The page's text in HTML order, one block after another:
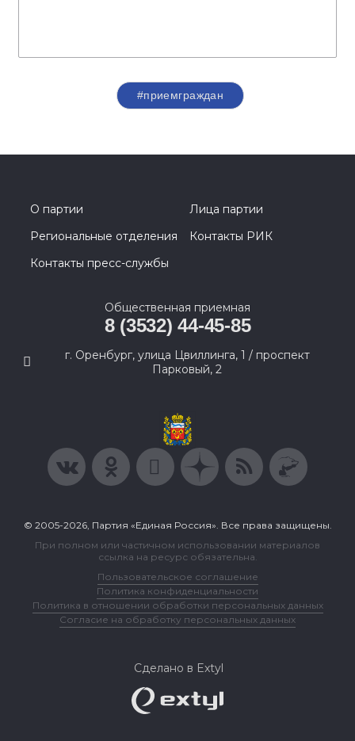
#приемграждан
О партии
Лица партии
Региональные отделения
Контакты РИК
Контакты пресс-службы
Общественная приемная
8 (3532) 44-45-85
г. Оренбург, улица Цвиллинга, 1 / проспект
Парковый, 2
© 2005-2026, Партия «Единая Россия». Все права защищены.
При полном или частичном использовании материалов
ссылка на ресурс обязательна.
Пользовательское соглашение
Политика конфиденциальности
Политика в отношении обработки персональных данных
Согласие на обработку персональных данных
Сделано в Extyl